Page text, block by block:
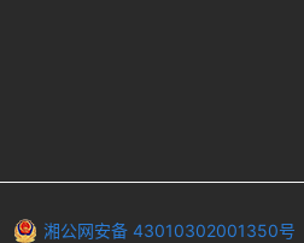
湘公网安备 43010302001350号